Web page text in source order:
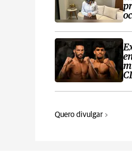
Quero divulgar